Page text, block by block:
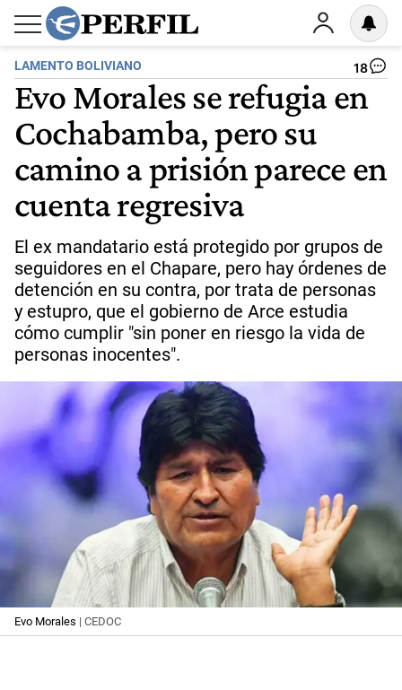
LAMENTO BOLIVIANO 18
Evo Morales se refugia en
Cochabamba, pero su
camino a prisión parece en
cuenta regresiva
El ex mandatario está protegido por grupos de
seguidores en el Chapare, pero hay órdenes de
detención en su contra, por trata de personas
y estupro, que el gobierno de Arce estudia
cómo cumplir "sin poner en riesgo la vida de
personas inocentes".
Evo Morales | CEDOC